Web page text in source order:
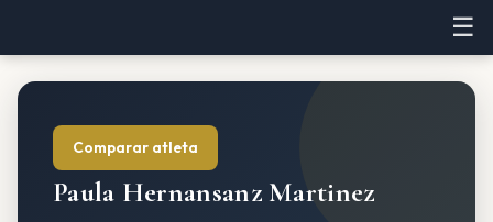
☰
Comparar atleta
Paula Hernansanz Martinez